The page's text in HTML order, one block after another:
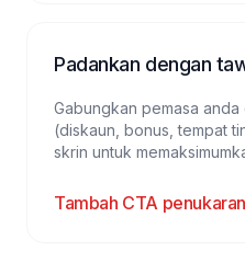
Padankan dengan
Gabungkan pemasa
(diskaun, bonus, tempat
skrin untuk
Tambah CTA penukaran